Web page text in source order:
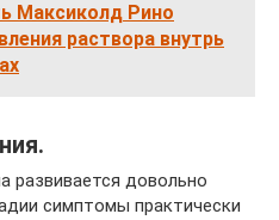
Максиколд Рино
раствора внутрь
развивается довольно
симптомы практически